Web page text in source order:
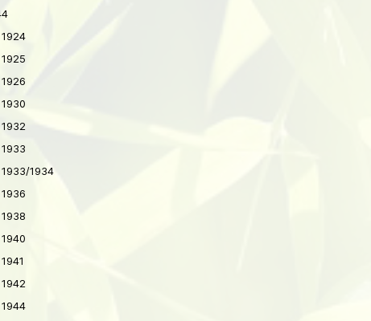
1934